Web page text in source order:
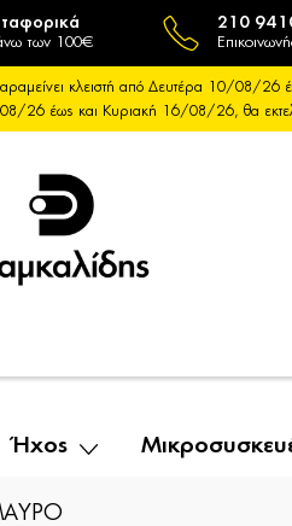
των 100€
210
κλειστή από Δευτέρα 10/08/
08/26 έως και Κυριακή 16/08/26, θα
Ήχος